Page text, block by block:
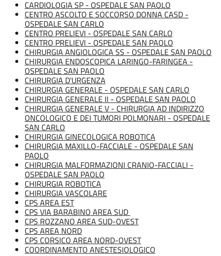
CARDIOLOGIA SP - OSPEDALE SAN PAOLO
CENTRO ASCOLTO E SOCCORSO DONNA CASD -
OSPEDALE SAN CARLO
CENTRO PRELIEVI - OSPEDALE SAN CARLO
CENTRO PRELIEVI - OSPEDALE SAN PAOLO
CHIRURGIA ANGIOLOGICA SS - OSPEDALE SAN PAOLO
CHIRURGIA ENDOSCOPICA LARINGO-FARINGEA -
OSPEDALE SAN PAOLO
CHIRURGIA D'URGENZA
CHIRURGIA GENERALE - OSPEDALE SAN CARLO
CHIRURGIA GENERALE II - OSPEDALE SAN PAOLO
CHIRURGIA GENERALE V - CHIRURGIA AD INDIRIZZO
ONCOLOGICO E DEI TUMORI POLMONARI - OSPEDALE
SAN CARLO
CHIRURGIA GINECOLOGICA ROBOTICA
CHIRURGIA MAXILLO-FACCIALE - OSPEDALE SAN
PAOLO
CHIRURGIA MALFORMAZIONI CRANIO-FACCIALI -
OSPEDALE SAN PAOLO
CHIRURGIA ROBOTICA
CHIRURGIA VASCOLARE
CPS AREA EST
CPS VIA BARABINO AREA SUD
CPS ROZZANO AREA SUD-OVEST
CPS AREA NORD
CPS CORSICO AREA NORD-OVEST
COORDINAMENTO ANESTESIOLOGICO